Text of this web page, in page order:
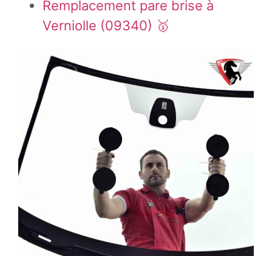
Remplacement pare brise à
Verniolle (09340) 🥇